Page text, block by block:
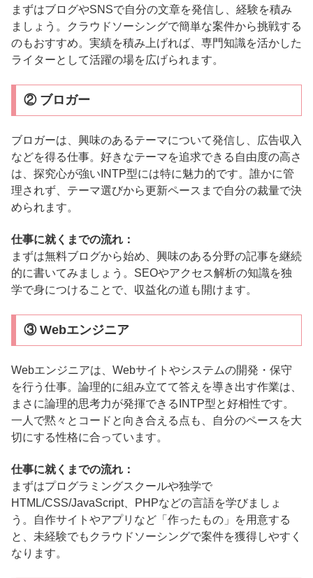
まずはブログやSNSで自分の文章を発信し、経験を積み
ましょう。クラウドソーシングで簡単な案件から挑戦する
のもおすすめ。実績を積み上げれば、専門知識を活かした
ライターとして活躍の場を広げられます。
② ブロガー
ブロガーは、興味のあるテーマについて発信し、広告収入
などを得る仕事。好きなテーマを追求できる自由度の高さ
は、探究心が強いINTP型には特に魅力的です。誰かに管
理されず、テーマ選びから更新ペースまで自分の裁量で決
められます。
仕事に就くまでの流れ：
まずは無料ブログから始め、興味のある分野の記事を継続
的に書いてみましょう。SEOやアクセス解析の知識を独
学で身につけることで、収益化の道も開けます。
③ Webエンジニア
Webエンジニアは、Webサイトやシステムの開発・保守
を行う仕事。論理的に組み立てて答えを導き出す作業は、
まさに論理的思考力が発揮できるINTP型と好相性です。
一人で黙々とコードと向き合える点も、自分のペースを大
切にする性格に合っています。
仕事に就くまでの流れ：
まずはプログラミングスクールや独学で
HTML/CSS/JavaScript、PHPなどの言語を学びましょ
う。自作サイトやアプリなど「作ったもの」を用意する
と、未経験でもクラウドソーシングで案件を獲得しやすく
なります。